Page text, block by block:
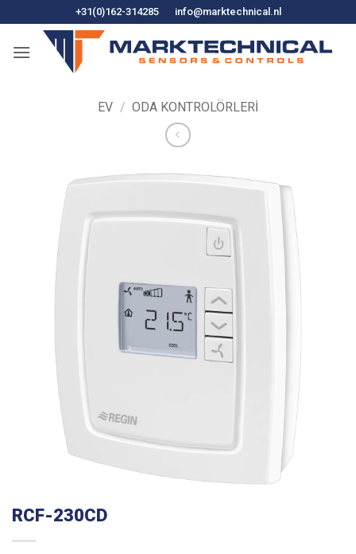
atla
+31(0)162-314285 info@marktechnical.nl
EV / ODA KONTROLÖRLERI
RCF-230CD